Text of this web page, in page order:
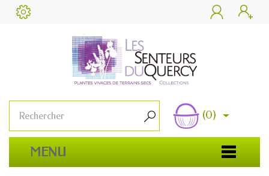
 
 (0)
MENU